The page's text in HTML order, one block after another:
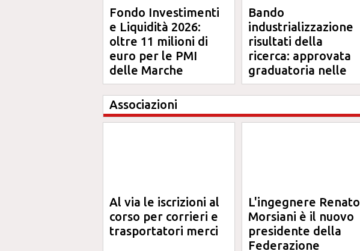
Fondo Investimenti
e Liquidità 2026:
oltre 11 milioni di
euro per le PMI
delle Marche
Bando
industrializzazione
risultati della
ricerca: approvata
graduatoria nelle
Marche
Associazioni
Al via le iscrizioni al
corso per corrieri e
trasportatori merci
L'ingegnere Renato
Morsiani è il nuovo
presidente della
Federazione